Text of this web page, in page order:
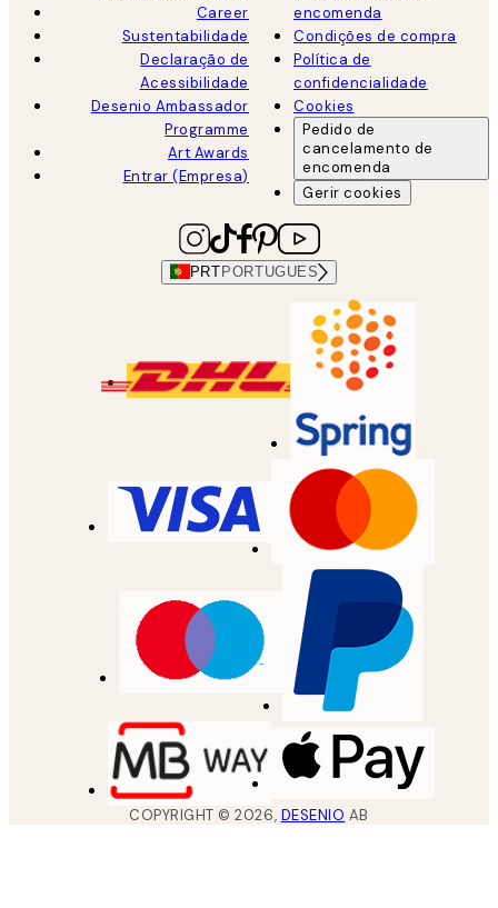
Career
Sustentabilidade
Declaração de
Acessibilidade
Desenio Ambassador
Programme
Art Awards
Entrar (Empresa)
encomenda
Condições de compra
Política de
confidencialidade
Cookies
Pedido de
cancelamento de
encomenda
Gerir cookies
PRT PORTUGUES
COPYRIGHT ©2026, DESENIO AB